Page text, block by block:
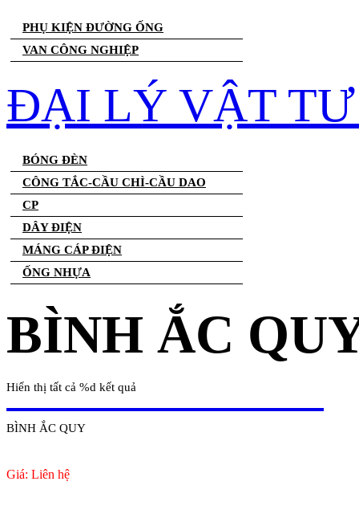
PHỤ KIỆN ĐƯỜNG ỐNG
VAN CÔNG NGHIỆP
ĐẠI LÝ VẬT TƯ
BÓNG ĐÈN
CÔNG TẮC-CẦU CHÌ-CẦU DAO
CP
DÂY ĐIỆN
MÁNG CÁP ĐIỆN
ỐNG NHỰA
BÌNH ẮC
Hiển thị tất cả %d kết quả
BÌNH ẮC QUY
Giá: Liên hệ